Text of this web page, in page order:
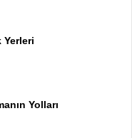
Yerleri
Yolları